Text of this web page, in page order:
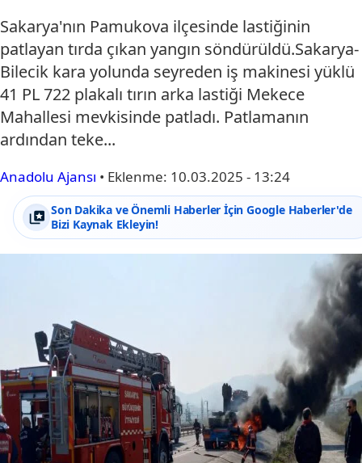
Sakarya'nın Pamukova ilçesinde lastiğinin
patlayan tırda çıkan yangın söndürüldü.Sakarya-
Bilecik kara yolunda seyreden iş makinesi yüklü
41 PL 722 plakalı tırın arka lastiği Mekece
Mahallesi mevkisinde patladı. Patlamanın
ardından teke...
Anadolu Ajansı • Eklenme: 10.03.2025 - 13:24
Son Dakika ve Önemli Haberler İçin Google Haberler'de
Bizi Kaynak Ekleyin!